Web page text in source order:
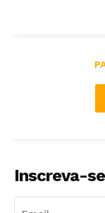
Inscreva-se